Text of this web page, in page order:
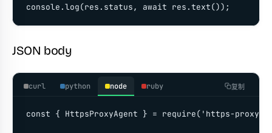
console.log(res.status, await res.text());
JSON body
curl python node ruby 复制
const { HttpsProxyAgent } = require('https-proxy-